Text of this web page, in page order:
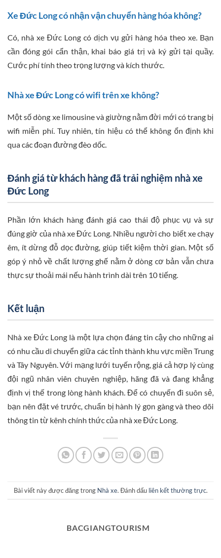
Xe Đức Long có nhận vận chuyển hàng hóa không?
Có, nhà xe Đức Long có dịch vụ gửi hàng hóa theo xe. Bạn
cần đóng gói cẩn thận, khai báo giá trị và ký gửi tại quầy.
Cước phí tính theo trọng lượng và kích thước.
Nhà xe Đức Long có wifi trên xe không?
Một số dòng xe limousine và giường nằm đời mới có trang bị
wifi miễn phí. Tuy nhiên, tín hiệu có thể không ổn định khi
qua các đoạn đường đèo dốc.
Đánh giá từ khách hàng đã trải nghiệm nhà xe
Đức Long
Phần lớn khách hàng đánh giá cao thái độ phục vụ và sự
đúng giờ của nhà xe Đức Long. Nhiều người cho biết xe chạy
êm, ít dừng đỗ dọc đường, giúp tiết kiệm thời gian. Một số
góp ý nhỏ về chất lượng ghế nằm ở dòng cơ bản vẫn chưa
thực sự thoải mái nếu hành trình dài trên 10 tiếng.
Kết luận
Nhà xe Đức Long là một lựa chọn đáng tin cậy cho những ai
có nhu cầu di chuyển giữa các tỉnh thành khu vực miền Trung
và Tây Nguyên. Với mạng lưới tuyến rộng, giá cả hợp lý cùng
đội ngũ nhân viên chuyên nghiệp, hãng đã và đang khẳng
định vị thế trong lòng hành khách. Để có chuyến đi suôn sẻ,
bạn nên đặt vé trước, chuẩn bị hành lý gọn gàng và theo dõi
thông tin từ kênh chính thức của nhà xe Đức Long.
Bài viết này được đăng trong Nhà xe. Đánh dấu liên kết thường trực.
BACGIANGTOURISM